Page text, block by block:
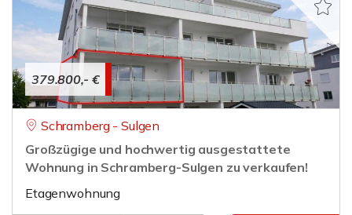
379.800,- €
Schramberg - Sulgen
Großzügige und hochwertig ausgestattete
Wohnung in Schramberg-Sulgen zu verkaufen!
Etagenwohnung